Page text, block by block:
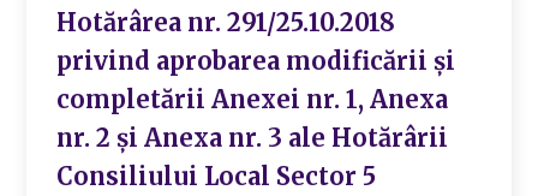
Hotărârea nr. 291/25.10.2018
privind aprobarea modificării și
completării Anexei nr. 1, Anexa
nr. 2 și Anexa nr. 3 ale Hotărârii
Consiliului Local Sector 5